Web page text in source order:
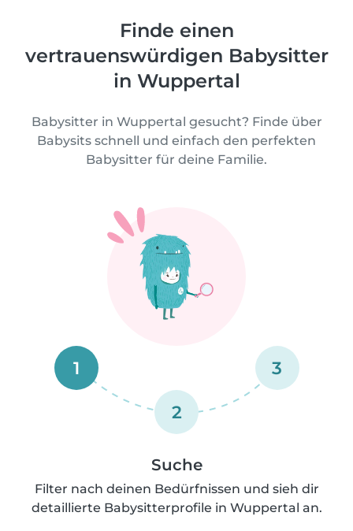
Finde einen
vertrauenswürdigen Babysitter
in Wuppertal
Babysitter in Wuppertal gesucht? Finde über
Babysits schnell und einfach den perfekten
Babysitter für deine Familie.
1
2
3
Suche
Filter nach deinen Bedürfnissen und sieh dir
detaillierte Babysitterprofile in Wuppertal an.